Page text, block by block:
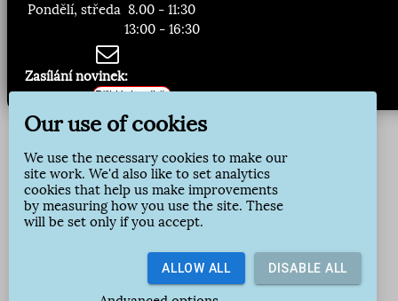
Pondělí, středa 8.00 - 11:30
13:00 - 16:30
Zasílání novinek:
Přihlásit odběr
Our use of cookies
We use the necessary cookies to make our
site work. We'd also like to set analytics
cookies that help us make improvements
by measuring how you use the site. These
will be set only if you accept.
ALLOW ALL DISABLE ALL